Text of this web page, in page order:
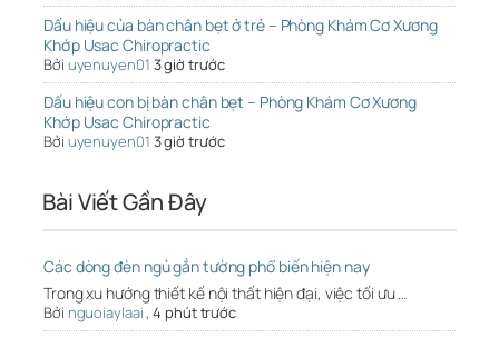
Dấu hiệu của bàn chân bẹt ở trẻ – Phòng Khám Cơ Xương
Khớp Usac Chiropractic
Bởi uyenuyen01 3 giờ trước
Dấu hiệu con bị bàn chân bẹt – Phòng Khám Cơ Xương
Khớp Usac Chiropractic
Bởi uyenuyen01 3 giờ trước
Bài Viết Gần Đây
Các dòng đèn ngủ gắn tường phổ biến hiện nay
Trong xu hướng thiết kế nội thất hiện đại, việc tối ưu …
Bởi nguoiaylaai,4 phút trước